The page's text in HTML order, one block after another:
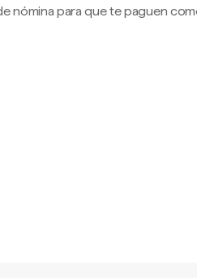
nómina para que te paguen